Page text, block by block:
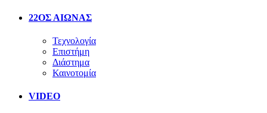
22ΟΣ ΑΙΩΝΑΣ
Τεχνολογία
Επιστήμη
Διάστημα
Καινοτομία
VIDEO